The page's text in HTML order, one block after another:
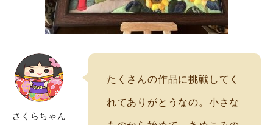
さくらちゃん
たくさんの作品に挑戦してく
れてありがとうなの。小さな